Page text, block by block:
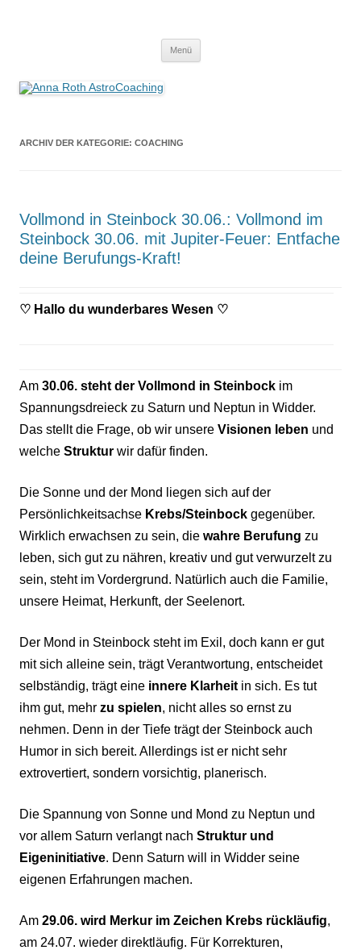
Menü
ARCHIV DER KATEGORIE: COACHING
Vollmond in Steinbock 30.06.: Vollmond im
Steinbock 30.06. mit Jupiter-Feuer: Entfache
deine Berufungs-Kraft!
♡ Hallo du wunderbares Wesen ♡
Am 30.06. steht der Vollmond in Steinbock im
Spannungsdreieck zu Saturn und Neptun in Widder.
Das stellt die Frage, ob wir unsere Visionen leben und
welche Struktur wir dafür finden.
Die Sonne und der Mond liegen sich auf der
Persönlichkeitsachse Krebs/Steinbock gegenüber.
Wirklich erwachsen zu sein, die wahre Berufung zu
leben, sich gut zu nähren, kreativ und gut verwurzelt zu
sein, steht im Vordergrund. Natürlich auch die Familie,
unsere Heimat, Herkunft, der Seelenort.
Der Mond in Steinbock steht im Exil, doch kann er gut
mit sich alleine sein, trägt Verantwortung, entscheidet
selbständig, trägt eine innere Klarheit in sich. Es tut
ihm gut, mehr zu spielen, nicht alles so ernst zu
nehmen. Denn in der Tiefe trägt der Steinbock auch
Humor in sich bereit. Allerdings ist er nicht sehr
extrovertiert, sondern vorsichtig, planerisch.
Die Spannung von Sonne und Mond zu Neptun und
vor allem Saturn verlangt nach Struktur und
Eigeninitiative. Denn Saturn will in Widder seine
eigenen Erfahrungen machen.
Am 29.06. wird Merkur im Zeichen Krebs rückläufig,
am 24.07. wieder direktläufig. Für Korrekturen,